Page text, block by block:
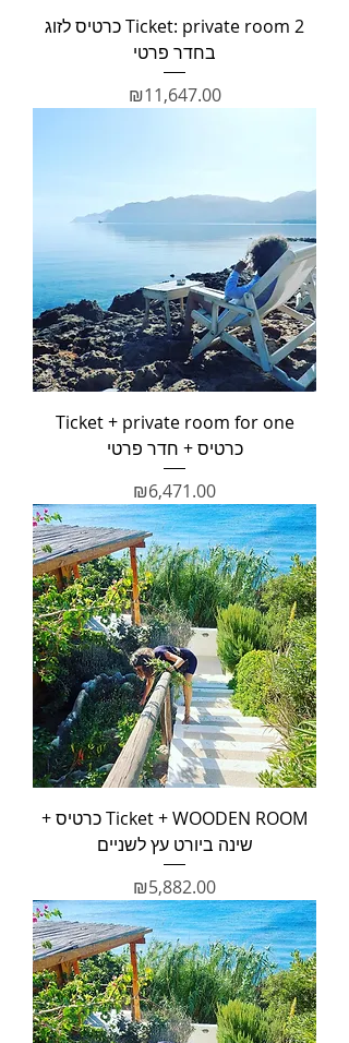
2 Ticket: private room כרטיס לזוג
בחדר פרטי
מחיר
₪11,647.00
Ticket + private room for one
כרטיס + חדר פרטי
מחיר
₪6,471.00
Ticket + WOODEN ROOM כרטיס +
שינה ביורט עץ לשניים
מחיר
₪5,882.00